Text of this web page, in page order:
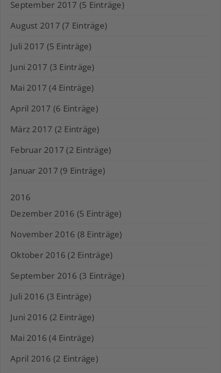
September 2017 (5 Einträge)
August 2017 (7 Einträge)
Juli 2017 (5 Einträge)
Juni 2017 (3 Einträge)
Mai 2017 (4 Einträge)
April 2017 (6 Einträge)
März 2017 (2 Einträge)
Februar 2017 (2 Einträge)
Januar 2017 (9 Einträge)
2016
Dezember 2016 (5 Einträge)
November 2016 (8 Einträge)
Oktober 2016 (2 Einträge)
September 2016 (3 Einträge)
Juli 2016 (3 Einträge)
Juni 2016 (2 Einträge)
Mai 2016 (4 Einträge)
April 2016 (2 Einträge)